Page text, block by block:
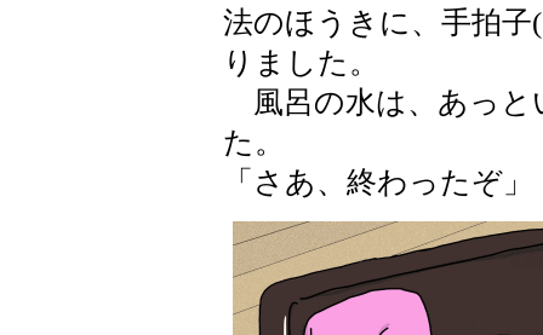
法のほうきに、手拍
りました。
風呂の水は、あっと
た。
「さあ、終わったぞ」